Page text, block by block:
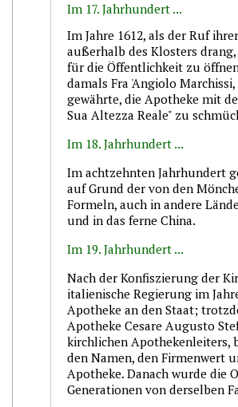
Im 17. Jahrhundert ...
Im Jahre 1612, als der Ruf
außerhalb des Klosters
für die Öffentlichkeit zu
damals Fra 'Angiolo
gewährte, die Apotheke mit
Sua Altezza Reale" zu
Im 18. Jahrhundert ...
Im achtzehnten Jahrhundert
auf Grund der von den
Formeln, auch in andere
und in das ferne China.
Im 19. Jahrhundert ...
Nach der Konfiszierung der
italienische Regierung im
Apotheke an den Staat;
Apotheke Cesare Augusto
kirchlichen Apothekenleiters,
den Namen, den Firmenwert
Apotheke. Danach wurde die
Generationen von derselben